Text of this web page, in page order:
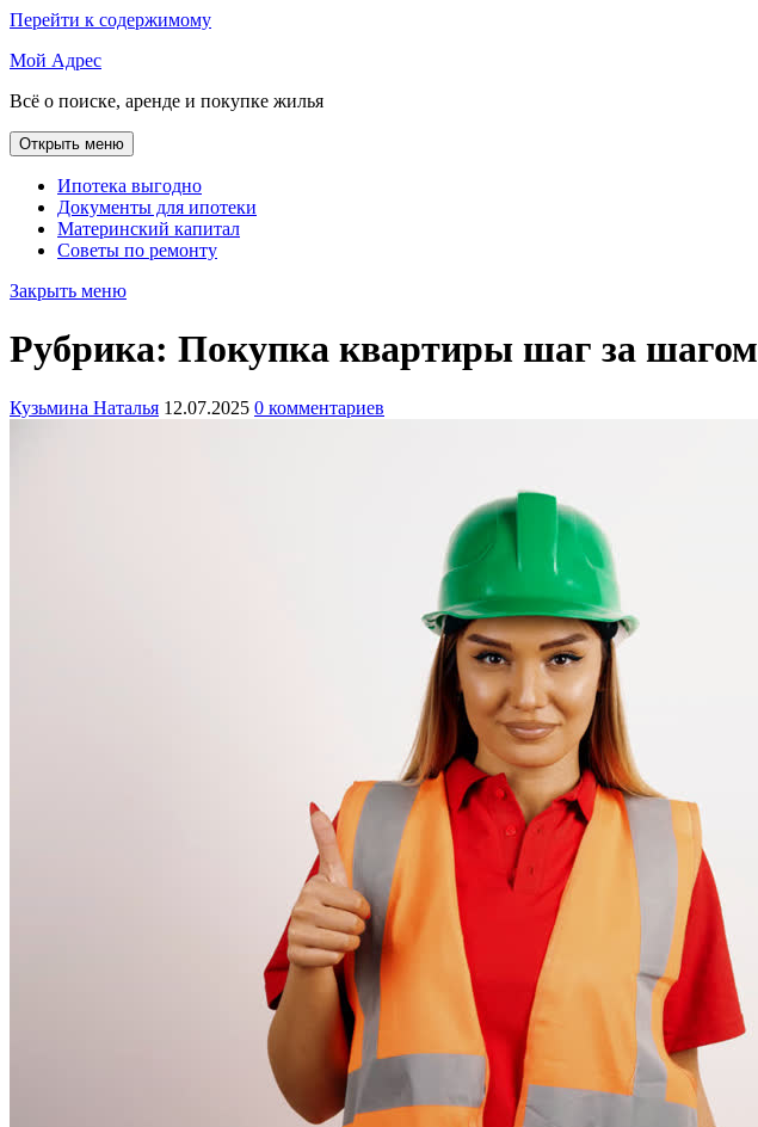
Перейти к содержимому
Мой Адрес
Всё о поиске, аренде и покупке жилья
Открыть меню
Ипотека выгодно
Документы для ипотеки
Материнский капитал
Советы по ремонту
Закрыть меню
Рубрика: Покупка квартиры шаг за шагом
Кузьмина Наталья 12.07.2025 0 комментариев